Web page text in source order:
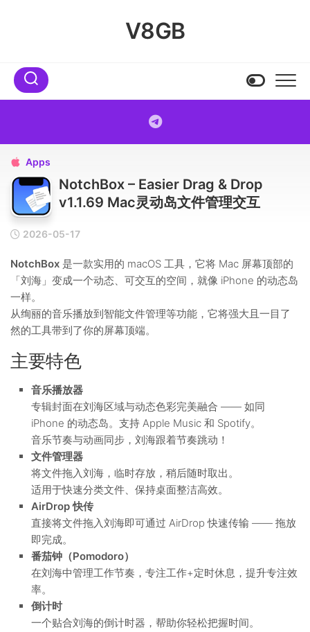
V8GB
 Apps
NotchBox – Easier Drag & Drop
v1.1.69 Mac灵动岛文件管理交互
2026-05-17
NotchBox 是一款实用的 macOS 工具，它将 Mac 屏幕顶部的
「刘海」变成一个动态、可交互的空间，就像 iPhone 的动态岛
一样。
从绚丽的音乐播放到智能文件管理等功能，它将强大且一目了
然的工具带到了你的屏幕顶端。
主要特色
音乐播放器
专辑封面在刘海区域与动态色彩完美融合 —— 如同
iPhone 的动态岛。支持 Apple Music 和 Spotify。
音乐节奏与动画同步，刘海跟着节奏跳动！
文件管理器
将文件拖入刘海，临时存放，稍后随时取出。
适用于快速分类文件、保持桌面整洁高效。
AirDrop 快传
直接将文件拖入刘海即可通过 AirDrop 快速传输 —— 拖放
即完成。
番茄钟（Pomodoro）
在刘海中管理工作节奏，专注工作+定时休息，提升专注效
率。
倒计时
一个贴合刘海的倒计时器，帮助你轻松把握时间。